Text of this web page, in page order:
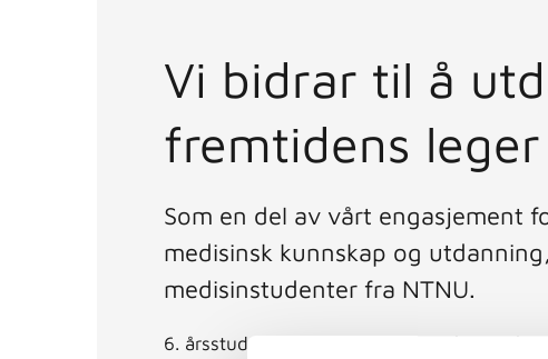
Vi bidrar til å
fremtidens leger
Som en del av vårt engasjement
medisinsk kunnskap og
medisinstudenter fra NTNU.
6. årsstudenter får muligheten til å være hos